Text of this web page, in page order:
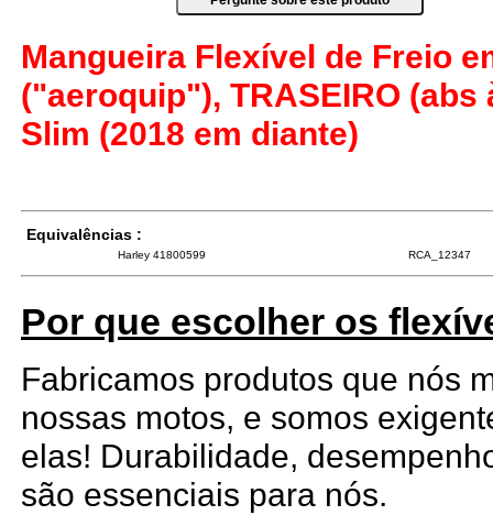
Mangueira Flexível de Freio
("aeroquip"), TRASEIRO (abs
Slim (2018 em diante)
Equivalências :
Harley 41800599 RCA_12347
Por que escolher os
Fabricamos produtos que nós
nossas motos, e somos
elas! Durabilidade,
são essenciais para nós.